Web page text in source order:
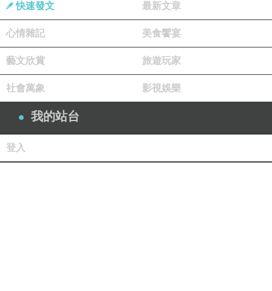
快速發文 最新文章
心情雜記 美食饗宴
藝文欣賞 旅遊玩家
社會萬象 影視娛樂
我的站台
登入